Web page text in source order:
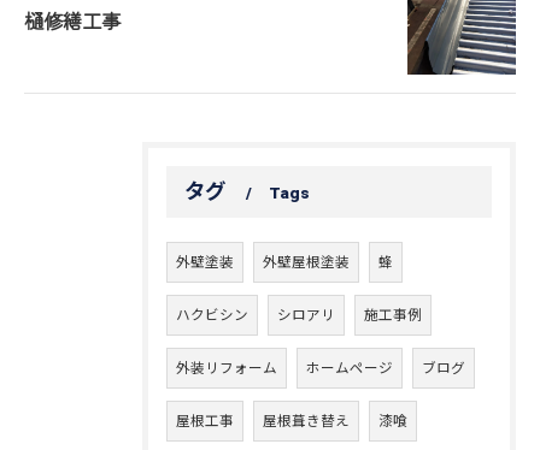
樋修繕工事
タグ Tags
外壁塗装 外壁屋根塗装 蜂
ハクビシン シロアリ 施工事例
外装リフォーム ホームページ ブログ
屋根工事 屋根葺き替え 漆喰